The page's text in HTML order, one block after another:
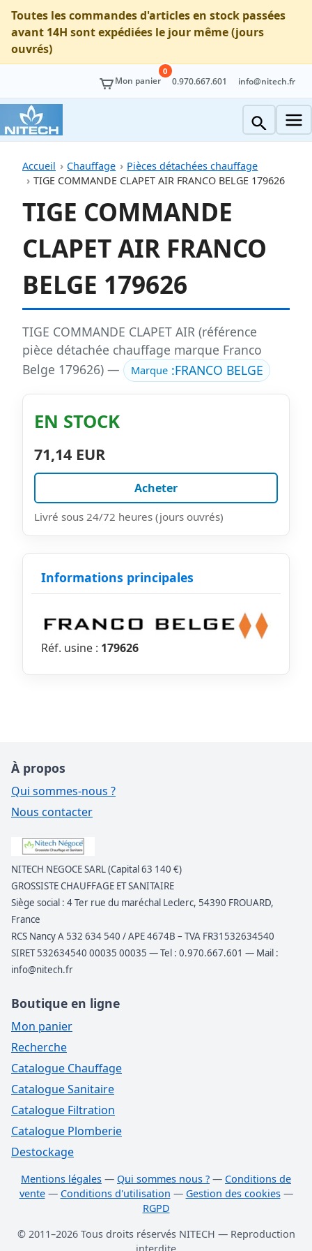
Toutes les commandes d'articles en stock passées
avant 14H sont expédiées le jour même (jours
ouvrés)
Mon panier
0
0.970.667.601 info@nitech.fr
Accueil Chauffage
Pièces détachées chauffage
TIGE COMMANDE CLAPET AIR FRANCO BELGE 179626
TIGE COMMANDE
CLAPET AIR FRANCO
BELGE 179626
TIGE COMMANDE CLAPET AIR (référence
pièce détachée chauffage marque Franco
Belge 179626) —
Marque:FRANCO BELGE
EN STOCK
71,14 EUR
Acheter
Livré sous 24/72 heures (jours ouvrés)
Informations principales
Réf. usine : 179626
À propos
Qui sommes-nous ?
Nous contacter
NITECH NEGOCE SARL (Capital 63 140 €)
GROSSISTE CHAUFFAGE ET SANITAIRE
Siège social : 4 Ter rue du maréchal Leclerc, 54390 FROUARD,
France
RCS Nancy A 532 634 540 / APE 4674B – TVA FR31532634540
SIRET 532634540 00035 00035 — Tel : 0.970.667.601 — Mail :
info@nitech.fr
Boutique en ligne
Mon panier
Recherche
Catalogue Chauffage
Catalogue Sanitaire
Catalogue Filtration
Catalogue Plomberie
Destockage
Mentions légales — Qui sommes nous ? — Conditions de
vente— Conditions d'utilisation — Gestion des cookies—
RGPD
© 2011–2026 Tous droits réservés NITECH — Reproduction
interdite